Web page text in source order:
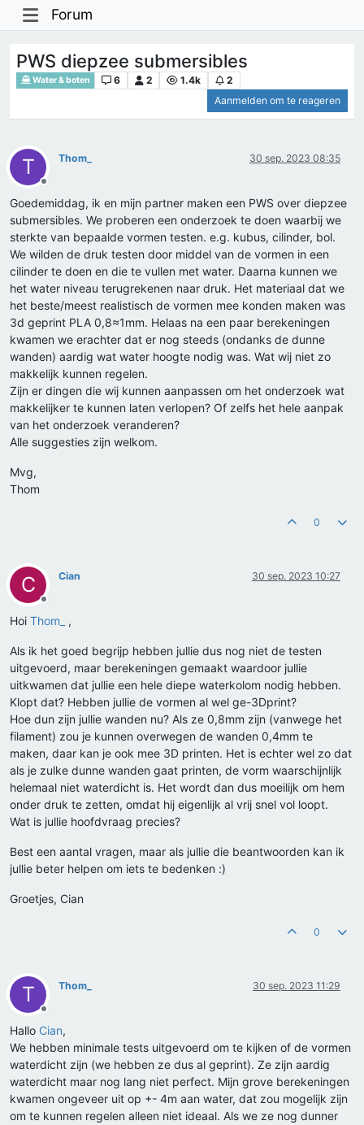
Forum
PWS diepzee submersibles
Water & boten 6 2 1.4k
2
Aanmelden om te reageren
T
Offline
Thom_ 30 sep. 2023 08:35
Goedemiddag, ik en mijn partner maken een PWS over diepzee
submersibles. We proberen een onderzoek te doen waarbij we
sterkte van bepaalde vormen testen. e.g. kubus, cilinder, bol.
We wilden de druk testen door middel van de vormen in een
cilinder te doen en die te vullen met water. Daarna kunnen we
het water niveau terugrekenen naar druk. Het materiaal dat we
het beste/meest realistisch de vormen mee konden maken was
3d geprint PLA 0,8≈1mm. Helaas na een paar berekeningen
kwamen we erachter dat er nog steeds (ondanks de dunne
wanden) aardig wat water hoogte nodig was. Wat wij niet zo
makkelijk kunnen regelen.
Zijn er dingen die wij kunnen aanpassen om het onderzoek wat
makkelijker te kunnen laten verlopen? Of zelfs het hele aanpak
van het onderzoek veranderen?
Alle suggesties zijn welkom.
Mvg,
Thom
0
C
Offline
Cian 30 sep. 2023 10:27
Hoi Thom_ ,
Als ik het goed begrijp hebben jullie dus nog niet de testen
uitgevoerd, maar berekeningen gemaakt waardoor jullie
uitkwamen dat jullie een hele diepe waterkolom nodig hebben.
Klopt dat? Hebben jullie de vormen al wel ge-3Dprint?
Hoe dun zijn jullie wanden nu? Als ze 0,8mm zijn (vanwege het
filament) zou je kunnen overwegen de wanden 0,4mm te
maken, daar kan je ook mee 3D printen. Het is echter wel zo dat
als je zulke dunne wanden gaat printen, de vorm waarschijnlijk
helemaal niet waterdicht is. Het wordt dan dus moeilijk om hem
onder druk te zetten, omdat hij eigenlijk al vrij snel vol loopt.
Wat is jullie hoofdvraag precies?
Best een aantal vragen, maar als jullie die beantwoorden kan ik
jullie beter helpen om iets te bedenken :)
Groetjes, Cian
0
T
Offline
Thom_ 30 sep. 2023 11:29
Hallo Cian,
We hebben minimale tests uitgevoerd om te kijken of de vormen
waterdicht zijn (we hebben ze dus al geprint). Ze zijn aardig
waterdicht maar nog lang niet perfect. Mijn grove berekeningen
kwamen ongeveer uit op +- 4m aan water, dat zou mogelijk zijn
om te kunnen regelen alleen niet ideaal. Als we ze nog dunner